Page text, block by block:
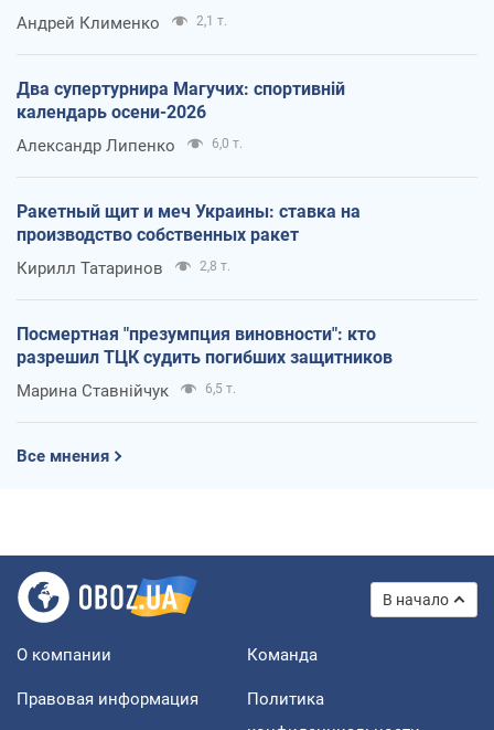
Андрей Клименко 2,1 т.
Два супертурнира Магучих: спортивній
календарь осени-2026
Александр Липенко 6,0 т.
Ракетный щит и меч Украины: ставка на
производство собственных ракет
Кирилл Татаринов 2,8 т.
Посмертная "презумпция виновности": кто
разрешил ТЦК судить погибших защитников
Марина Ставнійчук 6,5 т.
Все мнения
В начало
О компании Команда
Правовая информация
Политика